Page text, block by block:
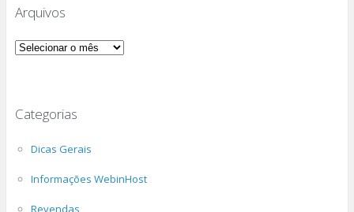
Arquivos
Arquivos
Categorias
Dicas Gerais
Informações WebinHost
Revendas